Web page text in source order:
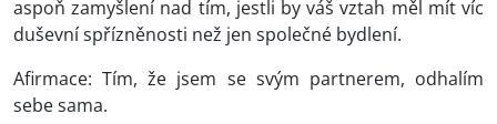
aspoň zamyšlení nad tím, jestli by váš vztah měl mít víc
duševní spřízněnosti než jen společné bydlení.
Afirmace: Tím, že jsem se svým partnerem, odhalím
sebe sama.